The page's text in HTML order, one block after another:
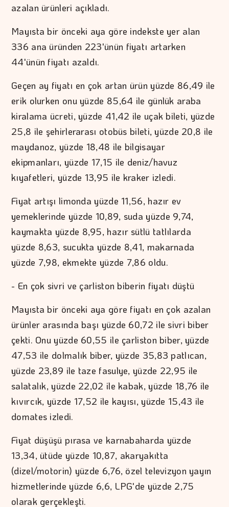
azalan ürünleri açıkladı.
Mayısta bir önceki aya göre indekste yer alan
336 ana üründen 223'ünün fiyatı artarken
44'ünün fiyatı azaldı.
Geçen ay fiyatı en çok artan ürün yüzde 86,49 ile
erik olurken onu yüzde 85,64 ile günlük araba
kiralama ücreti, yüzde 41,42 ile uçak bileti, yüzde
25,8 ile şehirlerarası otobüs bileti, yüzde 20,8 ile
maydanoz, yüzde 18,48 ile bilgisayar
ekipmanları, yüzde 17,15 ile deniz/havuz
kıyafetleri, yüzde 13,95 ile kraker izledi.
Fiyat artışı limonda yüzde 11,56, hazır ev
yemeklerinde yüzde 10,89, suda yüzde 9,74,
kaymakta yüzde 8,95, hazır sütlü tatlılarda
yüzde 8,63, sucukta yüzde 8,41, makarnada
yüzde 7,98, ekmekte yüzde 7,86 oldu.
- En çok sivri ve çarliston biberin fiyatı düştü
Mayısta bir önceki aya göre fiyatı en çok azalan
ürünler arasında başı yüzde 60,72 ile sivri biber
çekti. Onu yüzde 60,55 ile çarliston biber, yüzde
47,53 ile dolmalık biber, yüzde 35,83 patlıcan,
yüzde 23,89 ile taze fasulye, yüzde 22,95 ile
salatalık, yüzde 22,02 ile kabak, yüzde 18,76 ile
kıvırcık, yüzde 17,52 ile kayısı, yüzde 15,43 ile
domates izledi.
Fiyat düşüşü pırasa ve karnabaharda yüzde
13,34, ütüde yüzde 10,87, akaryakıtta
(dizel/motorin) yüzde 6,76, özel televizyon yayın
hizmetlerinde yüzde 6,6, LPG'de yüzde 2,75
olarak gerçekleşti.